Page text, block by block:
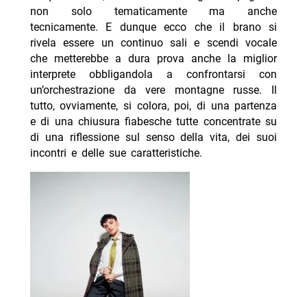
non solo tematicamente ma anche
tecnicamente. E dunque ecco che il brano si
rivela essere un continuo sali e scendi vocale
che metterebbe a dura prova anche la miglior
interprete obbligandola a confrontarsi con
un’orchestrazione da vere montagne russe. Il
tutto, ovviamente, si colora, poi, di una partenza
e di una chiusura fiabesche tutte concentrate su
di una riflessione sul senso della vita, dei suoi
incontri e delle sue caratteristiche.